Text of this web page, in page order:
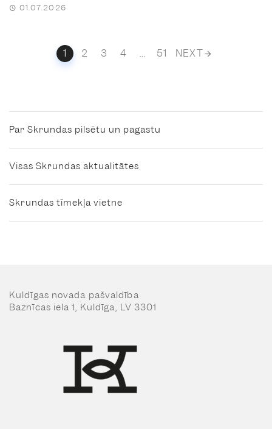
01.07.2026
navigation
1 2 3 4 … 51 NEXT
Par Skrundas pilsētu un pagastu
Visas Skrundas aktualitātes
Skrundas tīmekļa vietne
Kuldīgas novada pašvaldība
Baznīcas iela 1, Kuldīga, LV 3301